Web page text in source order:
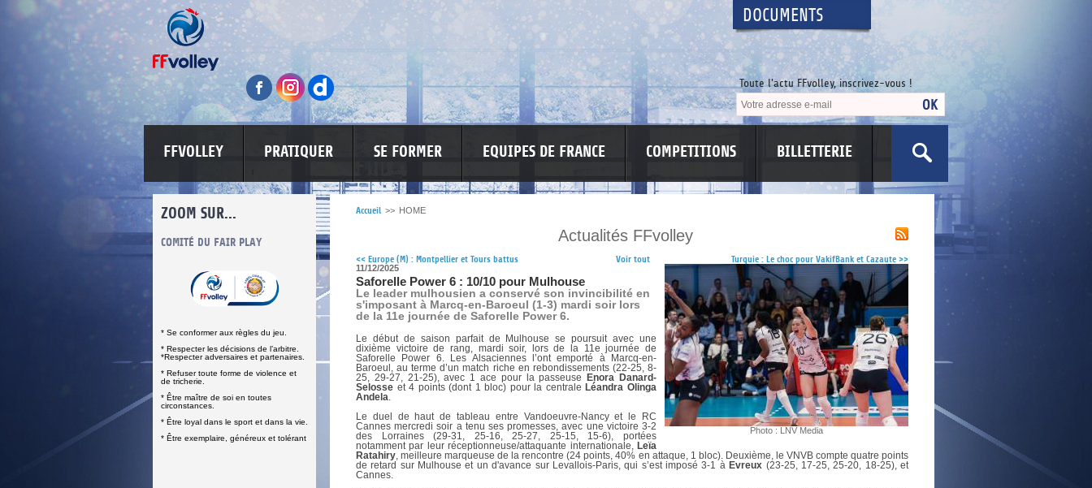
DOCUMENTS
Toute l'actu FFvolley, inscrivez-vous !
FFVOLLEY PRATIQUER SE FORMER EQUIPES DE FRANCE COMPETITIONS BILLETTERIE
ZOOM SUR...
DOCUMENTS UTILES
CLIQUEZ ICI
COMITÉ DU FAIR PLAY
* Se conformer aux règles du jeu.
* Respecter les décisions de l’arbitre.
*Respecter adversaires et partenaires.
* Refuser toute forme de violence et
de tricherie.
* Être maître de soi en toutes
circonstances.
* Être loyal dans le sport et dans la vie.
* Être exemplaire, généreux et tolérant
LUTTE CONTRE LES VIOLENCES INFORMATIONS CORONAVIRUS
DOCUMENTS UTILES
SITUATION SANITAIRE
COVID-19
>CLIQUEZ ICI
Accueil >> HOME
Actualités FFvolley
<< Europe (M) : Montpellier et Tours battus Voir tout Turquie : Le choc pour VakifBank et Cazaute >>
Photo : LNV Media
11/12/2025
Saforelle Power 6 : 10/10 pour Mulhouse
Le leader mulhousien a conservé son invincibilité en
s'imposant à Marcq-en-Baroeul (1-3) mardi soir lors
de la 11e journée de Saforelle Power 6.
Le début de saison parfait de Mulhouse se poursuit avec une
dixième victoire de rang, mardi soir, lors de la 11e journée de
Saforelle Power 6. Les Alsaciennes l’ont emporté à Marcq-en-
Baroeul, au terme d’un match riche en rebondissements (22-25, 8-
25, 29-27, 21-25), avec 1 ace pour la passeuse
Enora Danard-
Selosse et 4 points (dont 1 bloc) pour la centrale Léandra Olinga
Andela.
Le duel de haut de tableau entre Vandoeuvre-Nancy et le RC
Cannes mercredi soir a tenu ses promesses, avec une victoire 3-2
des Lorraines (29-31, 25-16, 25-27, 25-15, 15-6), portées
notamment par leur réceptionneuse/attaquante internationale, Leïa
Ratahiry, meilleure marqueuse de la rencontre (24 points, 40% en attaque, 1 bloc). Deuxième, le VNVB compte quatre points
de retard sur Mulhouse et un d'avance sur Levallois-Paris, qui s’est imposé 3-1 àEvreux (23-25, 17-25, 25-20, 18-25), et
Cannes.